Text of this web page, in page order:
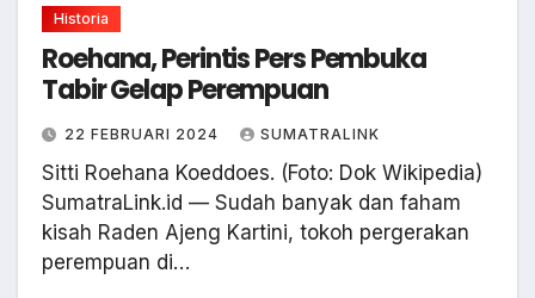
Historia
Roehana, Perintis Pers Pembuka
Tabir Gelap Perempuan
22 FEBRUARI 2024 SUMATRALINK
Sitti Roehana Koeddoes. (Foto: Dok Wikipedia)
SumatraLink.id — Sudah banyak dan faham
kisah Raden Ajeng Kartini, tokoh pergerakan
perempuan di…